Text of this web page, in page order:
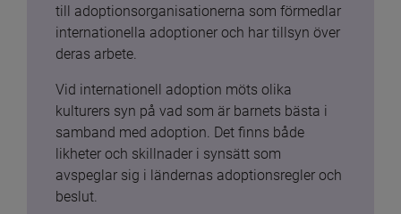
till adoptionsorganisationerna som förmedlar
internationella adoptioner och har tillsyn över
deras arbete.
Vid internationell adoption möts olika
kulturers syn på vad som är barnets bästa i
samband med adoption. Det finns både
likheter och skillnader i synsätt som
avspeglar sig i ländernas adoptionsregler och
beslut.